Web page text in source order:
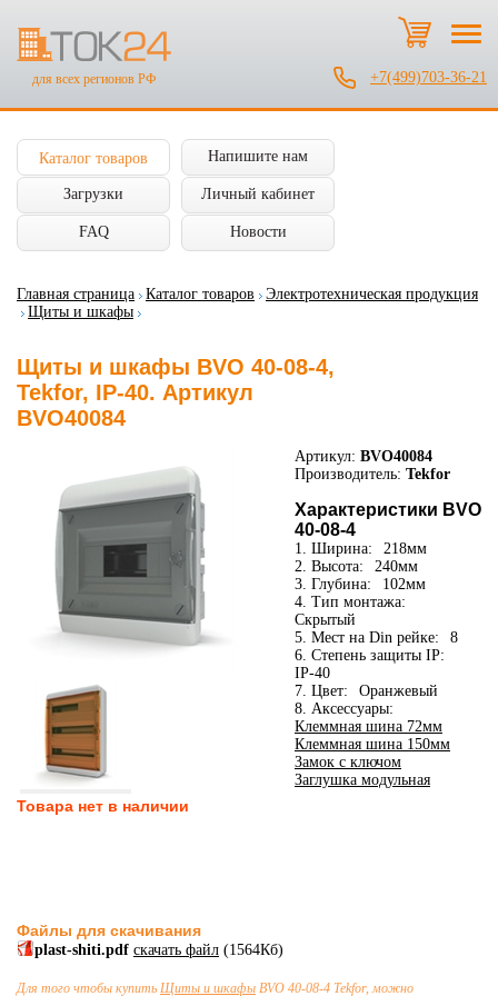
для всех регионов РФ +7(499)703-36-21
Каталог товаров Напишите нам
Загрузки Личный кабинет
FAQ Новости
Главная страница Каталог товаров
Электротехническая продукция
Щиты и шкафы
Щиты и шкафы BVO 40-08-4,
Tekfor, IP-40. Артикул
BVO40084
Артикул: BVO40084
Производитель: Tekfor
Характеристики BVO
40-08-4
1. Ширина:
218мм
2. Высота:
240мм
3. Глубина:
102мм
4. Тип монтажа:
Скрытый
5. Мест на Din рейке:
8
6. Степень защиты IP:
IP-40
7. Цвет:
Оранжевый
8. Аксессуары:
Клеммная шина 72мм
Клеммная шина 150мм
Замок с ключом
Заглушка модульная
Товара нет в наличии
Файлы для скачивания
plast-shiti.pdf скачать файл (1564Кб)
Для того чтобы купить Щиты и шкафы BVO 40-08-4 Tekfor, можно